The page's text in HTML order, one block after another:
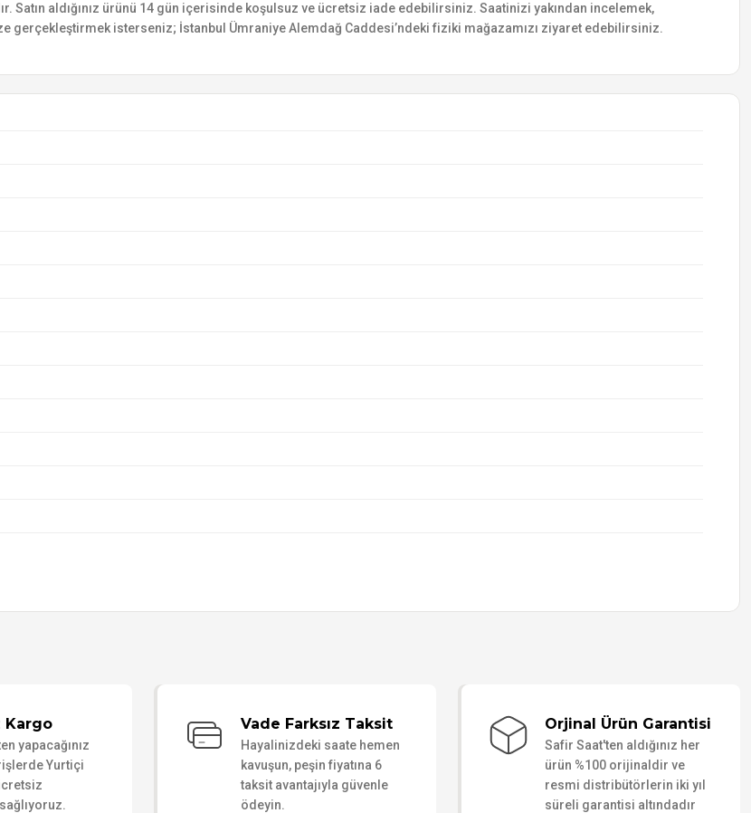
aldığınız ürünü 14 gün içerisinde koşulsuz ve ücretsiz iade edebilirsiniz. Saatinizi yakından incelemek,
gerçekleştirmek isterseniz; İstanbul Ümraniye Alemdağ Caddesi’ndeki fiziki mağazamızı ziyaret edebilirsiniz.
Kargo
yapacağınız
Yurtiçi
Vade Farksız Taksit
Hayalinizdeki saate hemen
kavuşun, peşin fiyatına 6
taksit avantajıyla güvenle
ödeyin.
Orjinal Ürün Garantisi
Safir Saat'ten aldığınız her
ürün %100 orijinaldir ve
resmi distribütörlerin iki yıl
süreli garantisi altındadır